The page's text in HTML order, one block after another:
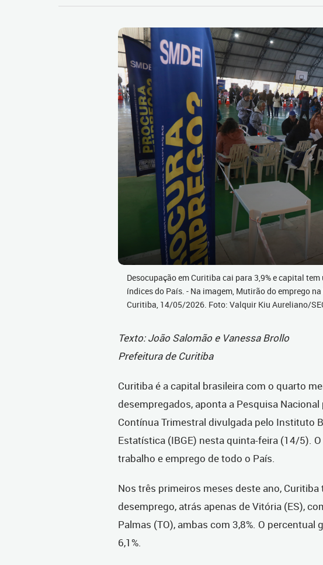
Desocupação em Curitiba cai para 3,9% e capital
índices do País. - Na imagem, Mutirão do emprego
Curitiba, 14/05/2026. Foto: Valquir Kiu Aureliano/
Texto: João Salomão e Vanessa Brollo
Prefeitura de Curitiba
Curitiba é a capital brasileira com o quarto
desempregados, aponta a Pesquisa
Contínua Trimestral divulgada pelo Instituto
Estatística (IBGE) nesta quinta-feira (14/5).
trabalho e emprego de todo o País.
Nos três primeiros meses deste ano, Curitiba
desemprego, atrás apenas de Vitória (ES),
Palmas (TO), ambas com 3,8%. O
6,1%.